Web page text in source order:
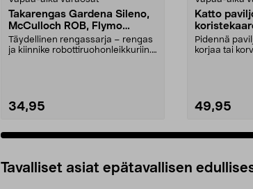
Takarengas Gardena Sileno,
McCulloch ROB, Flymo
Easilife
Täydellinen rengassarja – rengas
ja kiinnike robottiruohonleikkuriin.
34,95
Katto
Pidennä
korjaa tai
49,95
Tavalliset asiat epätavallisen